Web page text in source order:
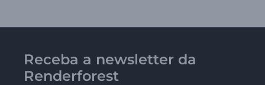
Receba a newsletter da
Renderforest